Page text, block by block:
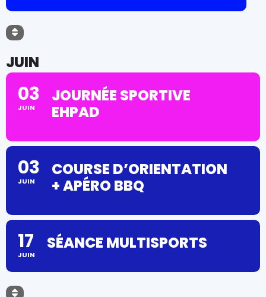
JUIN
03
JUIN
JOURNÉE SPORTIVE
EHPAD
03
JUIN
COURSE D’ORIENTATION
+ APÉRO BBQ
17
JUIN
SÉANCE MULTISPORTS